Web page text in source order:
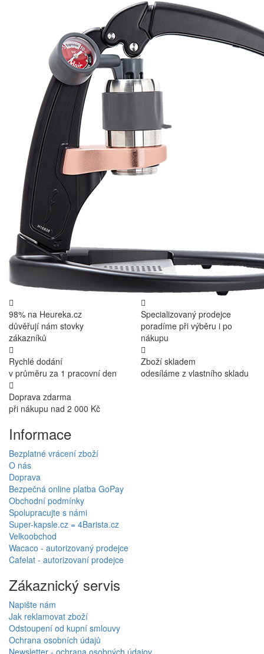
98% na Heureka.cz
důvěřují nám stovky
zákazníků
Specializovaný prodejce
poradíme při výběru i po
nákupu
Rychlé dodání
v průměru za 1 pracovní den
Zboží skladem
odesíláme z vlastního skladu
Doprava zdarma
při nákupu nad 2 000 Kč
Informace
Bezplatné vrácení zboží
O nás
Doprava
Bezpečná online platba GoPay
Obchodní podmínky
Spolupracujte s námi
Super-kapsle.cz = 4Barista.cz
Velkoobchod
Wacaco - autorizovaný prodejce
Cafelat - autorizovaní prodejce
Zákaznický servis
Napište nám
Jak reklamovat zboží
Odstoupení od kupní smlouvy
Ochrana osobních údajů
Newsletter - ochrana osobných údajov